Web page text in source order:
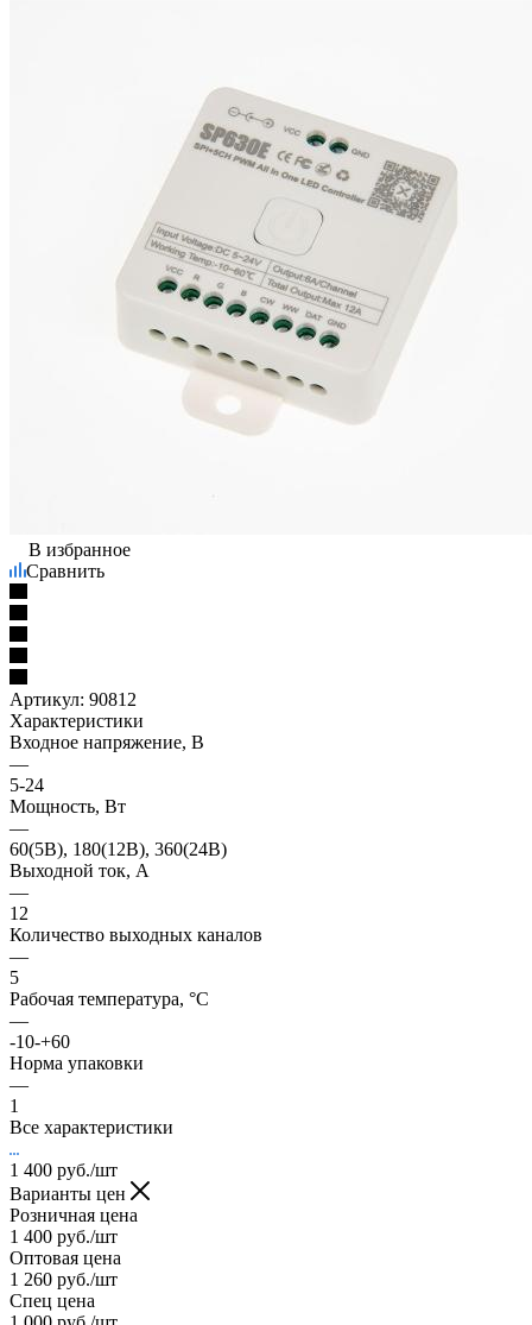
В избранное
Сравнить
Артикул: 90812
Характеристики
Входное напряжение, В
—
5-24
Мощность, Вт
—
60(5В), 180(12В), 360(24В)
Выходной ток, А
—
12
Количество выходных каналов
—
5
Рабочая температура, °С
—
-10-+60
Норма упаковки
—
1
Все характеристики
1 400 руб./шт
Варианты цен
Розничная цена
1 400 руб./шт
Оптовая цена
1 260 руб./шт
Спец цена